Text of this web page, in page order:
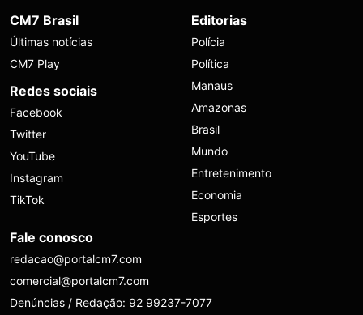
CM7 Brasil
Últimas notícias
CM7 Play
Redes sociais
Facebook
Twitter
YouTube
Instagram
TikTok
Editorias
Polícia
Política
Manaus
Amazonas
Brasil
Mundo
Entretenimento
Economia
Esportes
Fale conosco
redacao@portalcm7.com
comercial@portalcm7.com
Denúncias / Redação: 92 99237-7077